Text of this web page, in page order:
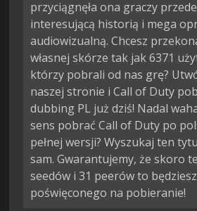
przyciągnęła ona graczy
interesującą historią i mega
audiowizualną. Chcesz
własnej skórze tak jak 6371
którzy pobrali od nas grę?
naszej stronie i Call of Duty
dubbing PL już dziś! Nadal
sens pobrać Call of Duty po
pełnej wersji? Wyszukaj ten
sam. Gwarantujemy, że skoro
seedów i 31 peerów to będziesz
poświęconego na pobieranie!